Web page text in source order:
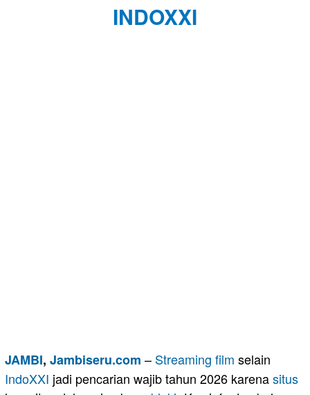
INDOXXI
JAMBI, Jambiseru.com – Streaming film selain
IndoXXI jadi pencarian wajib tahun 2026 karenasitus